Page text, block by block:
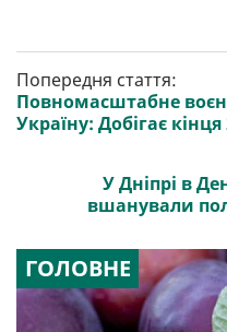
Попередня стаття:
Повномасштабне
Україну: Добігає
У Дніпрі в
вшанували
ГОЛОВНЕ